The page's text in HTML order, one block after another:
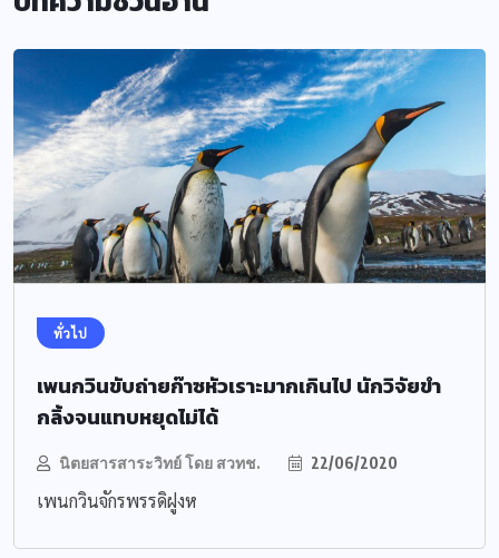
ทั่วไป
เพนกวินขับถ่ายก๊าซหัวเราะมากเกินไป นักวิจัยขำ
กลิ้งจนแทบหยุดไม่ได้
นิตยสารสาระวิทย์ โดย สวทช. 22/06/2020
เพนกวินจักรพรรดิฝูงห